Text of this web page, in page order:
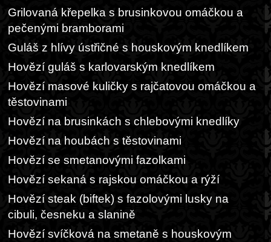
Grilovaná křepelka s brusinkovou omáčkou a
pečenými bramborami
Guláš z hlívy ústřičné s houskovým knedlíkem
Hovězí guláš s karlovarským knedlíkem
Hovězí masové kuličky s rajčatovou omáčkou a
těstovinami
Hovězí na brusinkách s chlebovými knedlíky
Hovězí na houbách s těstovinami
Hovězí se smetanovými fazolkami
Hovězí sekaná s rajskou omáčkou a rýží
Hovězí steak (biftek) s fazolovými lusky na
cibuli, česneku a slanině
Hovězí svíčková na smetaně s houskovým